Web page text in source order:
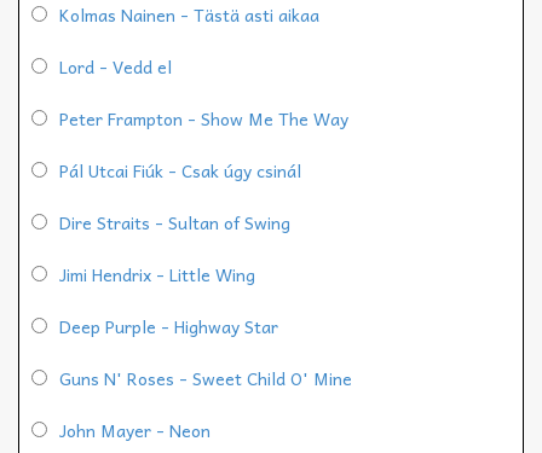
Kolmas Nainen - Tästä asti aikaa
Lord - Vedd el
Peter Frampton - Show Me The Way
Pál Utcai Fiúk - Csak úgy csinál
Dire Straits - Sultan of Swing
Jimi Hendrix - Little Wing
Deep Purple - Highway Star
Guns N' Roses - Sweet Child O' Mine
John Mayer - Neon